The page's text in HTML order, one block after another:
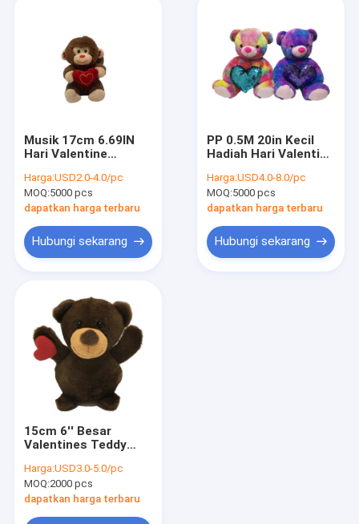
Mainan Mewah Natal
Merekam Mainan Mewah
Mainan Mewah Hari Kasih Sayang
Boneka Binatang Halloween
Mainan Mewah LED
Bernyanyi Menari Boneka Binatang
Boneka Binatang Ramah Lingkungan
Mainan Suvenir
Ransel Mainan Mewah
Boneka Binatang Dekoratif
Bantal Bantal Mewah
Musik 17cm 6.69IN
Hari Valentine
Animal EMC
Harga:USD2.0-4.0/pc
MOQ:5000 pcs
dapatkan harga terbaru
Hubungi sekarang
PP 0.5M 20in Kecil
Hadiah Hari Valentine
Animals
Harga:USD4.0-8.0/pc
MOQ:5000 pcs
dapatkan harga terbaru
Hubungi sekarang
15cm 6'' Besar
Valentines Teddy
Binatang Besar Untuk
Hadiah Pacar Hari
Valentine
Harga:USD3.0-5.0/pc
MOQ:2000 pcs
dapatkan harga terbaru